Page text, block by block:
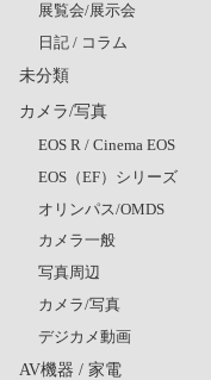
展覧会/展示会
日記 / コラム
未分類
カメラ/写真
EOS R / Cinema EOS
EOS（EF）シリーズ
オリンパス/OMDS
カメラ一般
写真周辺
カメラ/写真
デジカメ動画
AV機器 / 家電